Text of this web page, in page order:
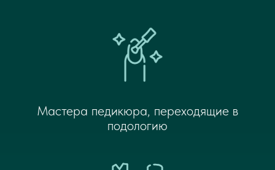
Мастера педикюра, переходящие в
подологию